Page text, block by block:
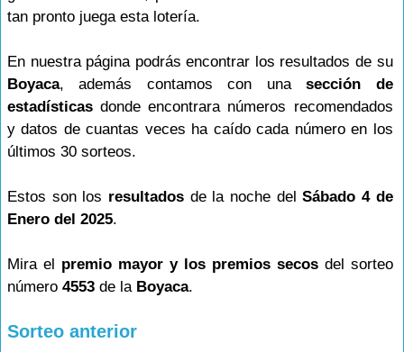
tan pronto juega esta lotería.
En nuestra página podrás encontrar los resultados de su
Boyaca, además contamos con unasección de
estadísticas donde encontrara números recomendados
y datos de cuantas veces ha caído cada número en los
últimos 30 sorteos.
Estos son los resultadosde la noche delSábado 4 de
Enero del 2025.
Mira el premio mayor y los premios secosdel sorteo
número 4553 de la Boyaca.
Sorteo anterior